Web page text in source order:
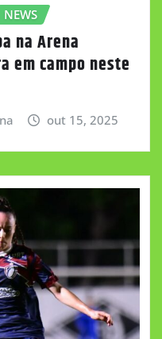
NEWS
na Arena
em campo neste
out 15, 2025